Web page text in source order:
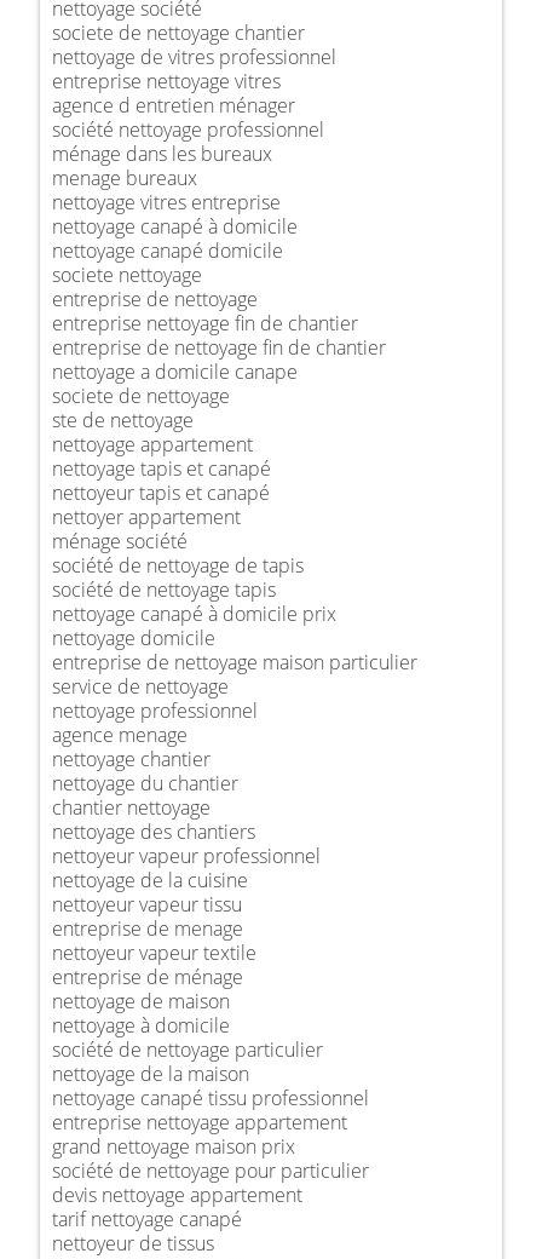
nettoyage société
societe de nettoyage chantier
nettoyage de vitres professionnel
entreprise nettoyage vitres
agence d entretien ménager
société nettoyage professionnel
ménage dans les bureaux
menage bureaux
nettoyage vitres entreprise
nettoyage canapé à domicile
nettoyage canapé domicile
societe nettoyage
entreprise de nettoyage
entreprise nettoyage fin de chantier
entreprise de nettoyage fin de chantier
nettoyage a domicile canape
societe de nettoyage
ste de nettoyage
nettoyage appartement
nettoyage tapis et canapé
nettoyeur tapis et canapé
nettoyer appartement
ménage société
société de nettoyage de tapis
société de nettoyage tapis
nettoyage canapé à domicile prix
nettoyage domicile
entreprise de nettoyage maison particulier
service de nettoyage
nettoyage professionnel
agence menage
nettoyage chantier
nettoyage du chantier
chantier nettoyage
nettoyage des chantiers
nettoyeur vapeur professionnel
nettoyage de la cuisine
nettoyeur vapeur tissu
entreprise de menage
nettoyeur vapeur textile
entreprise de ménage
nettoyage de maison
nettoyage à domicile
société de nettoyage particulier
nettoyage de la maison
nettoyage canapé tissu professionnel
entreprise nettoyage appartement
grand nettoyage maison prix
société de nettoyage pour particulier
devis nettoyage appartement
tarif nettoyage canapé
nettoyeur de tissus